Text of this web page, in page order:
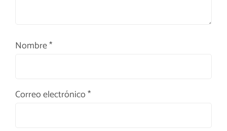
Nombre*
Correo electrónico*